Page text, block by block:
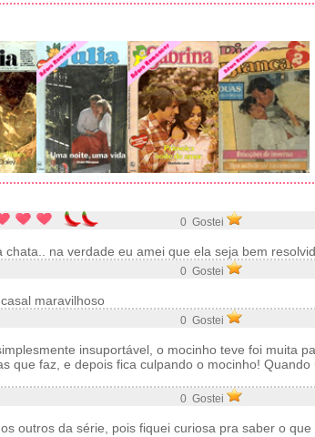
0 Gostei
na verdade eu amei que ela seja bem
0 Gostei
maravilhoso
0 Gostei
insuportável, o mocinho teve foi muita
que faz, e depois fica culpando o mocinho! Quando
0 Gostei
outros da série, pois fiquei curiosa pra saber o que